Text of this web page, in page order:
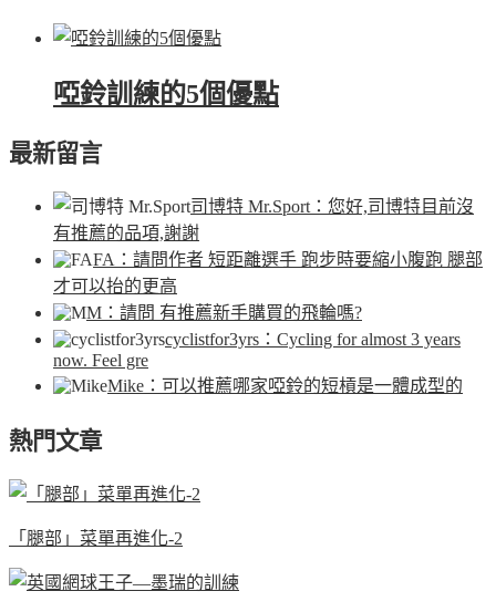
啞鈴訓練的5個優點
最新留言
司博特 Mr.Sport ：您好,司博特目前沒
有推薦的品項,謝謝
FA ：請問作者 短距離選手 跑步時要縮小腹跑 腿部
才可以抬的更高
M ：請問 有推薦新手購買的飛輪嗎?
cyclistfor3yrs ：Cycling for almost 3 years
now. Feel gre
Mike ：可以推薦哪家啞鈴的短槓是一體成型的
熱門文章
「腿部」菜單再進化-2